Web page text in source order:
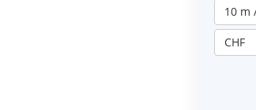
10 m
CHF